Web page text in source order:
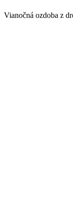
Vianočná ozdoba z